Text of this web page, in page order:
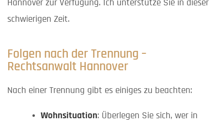
Hannover zur Verfügung. Ich unterstütze Sie in dieser
schwierigen Zeit.
Folgen nach der Trennung –
Rechtsanwalt Hannover
Nach einer Trennung gibt es einiges zu beachten:
Wohnsituation: Überlegen Sie sich, wer in